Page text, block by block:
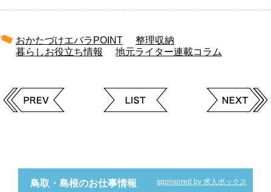
おかたづけエバラPOINT
整理収納
暮らしお役立ち情報
地元ライター連載コラム
鳥取・島根のお仕事情報 sponsored by 求人ボックス